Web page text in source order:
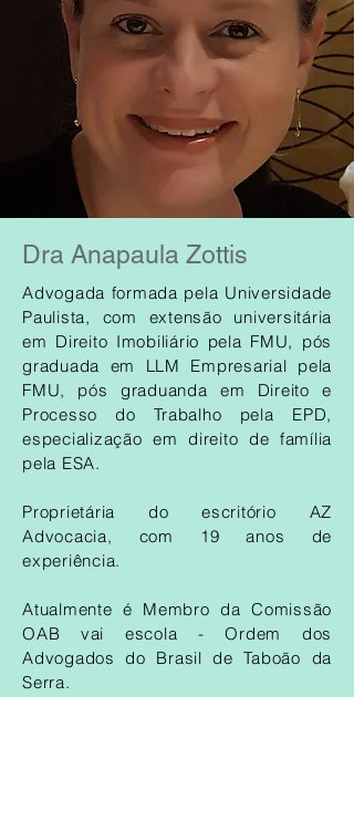
Dra Anapaula Zottis
Advogada formada pela Universidade
Paulista, com extensão universitária
em Direito Imobiliário pela FMU, pós
graduada em LLM Empresarial pela
FMU, pós graduanda em Direito e
Processo do Trabalho pela EPD,
especialização em direito de família
pela ESA.
Proprietária do escritório AZ
Advocacia, com 19 anos de
experiência.
Atualmente é Membro da Comissão
OAB vai escola - Ordem dos
Advogados do Brasil de Taboão da
Serra.